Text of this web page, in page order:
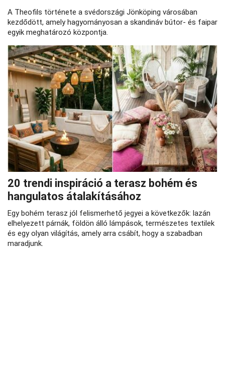
A Theofils története a svédországi Jönköping városában
kezdődött, amely hagyományosan a skandináv bútor- és faipar
egyik meghatározó központja.
20 trendi inspiráció a terasz bohém és
hangulatos átalakításához
Egy bohém terasz jól felismerhető jegyei a következők: lazán
elhelyezett párnák, földön álló lámpások, természetes textilek
és egy olyan világítás, amely arra csábít, hogy a szabadban
maradjunk.